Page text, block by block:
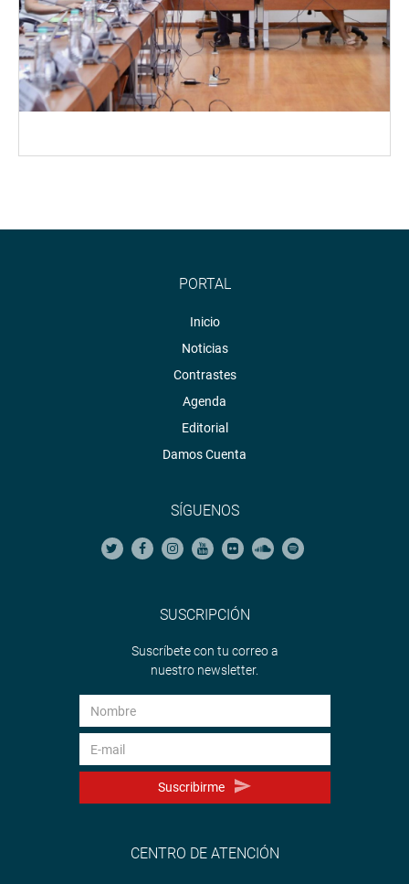
PORTAL
Inicio
Noticias
Contrastes
Agenda
Editorial
Damos Cuenta
SÍGUENOS
SUSCRIPCIÓN
Suscríbete con tu correo a
nuestro newsletter.
Suscribirme
CENTRO DE ATENCIÓN